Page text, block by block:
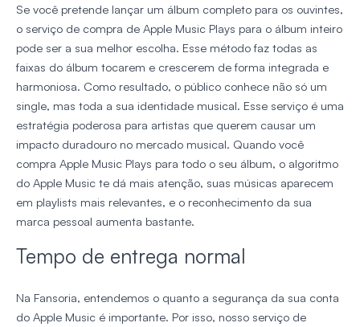
Se você pretende lançar um álbum completo para os ouvintes,
o serviço de compra de Apple Music Plays para o álbum inteiro
pode ser a sua melhor escolha. Esse método faz todas as
faixas do álbum tocarem e crescerem de forma integrada e
harmoniosa. Como resultado, o público conhece não só um
single, mas toda a sua identidade musical. Esse serviço é uma
estratégia poderosa para artistas que querem causar um
impacto duradouro no mercado musical. Quando você
compra Apple Music Plays para todo o seu álbum, o algoritmo
do Apple Music te dá mais atenção, suas músicas aparecem
em playlists mais relevantes, e o reconhecimento da sua
marca pessoal aumenta bastante.
Tempo de entrega normal
Na Fansoria, entendemos o quanto a segurança da sua conta
do Apple Music é importante. Por isso, nosso serviço de